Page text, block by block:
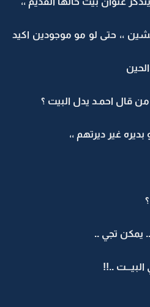
،، حتى لو مو موجودين اكيد
قال احمـد يدل البيت ؟
غير ديرتهم ،،
.. يمكن تجي ..
..!!